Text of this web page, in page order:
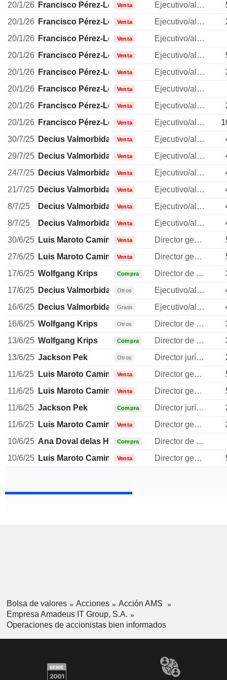
20/1/26 Francisco Pérez-Lozao Rüter
Venta Ejecutivo/alto directivo
20/1/26 Francisco Pérez-Lozao Rüter
Venta Ejecutivo/alto directivo
20/1/26 Francisco Pérez-Lozao Rüter
Venta
Ejecutivo/alto directivo
20/1/26 Francisco Pérez-Lozao Rüter
Venta Ejecutivo/alto directivo
20/1/26 Francisco Pérez-Lozao Rüter
Venta Ejecutivo/alto directivo
20/1/26 Francisco Pérez-Lozao Rüter
Venta
Ejecutivo/alto directivo
20/1/26 Francisco Pérez-Lozao Rüter
Venta Ejecutivo/alto directivo
20/1/26 Francisco Pérez-Lozao Rüter
Venta Ejecutivo/alto directivo
30/7/25 Decius Valmorbida Venta Ejecutivo/alto directivo
29/7/25 Decius Valmorbida Venta Ejecutivo/alto directivo
24/7/25 Decius Valmorbida Venta Ejecutivo/alto directivo
21/7/25 Decius Valmorbida Venta Ejecutivo/alto directivo
8/7/25
Decius Valmorbida Venta Ejecutivo/alto directivo
8/7/25
Decius Valmorbida Venta Ejecutivo/alto directivo
30/6/25 Luis Maroto Camino Venta Director general
27/6/25 Luis Maroto Camino Venta Director general
17/6/25 Wolfgang Krips Compra Director de operaciones
17/6/25 Decius Valmorbida Otros Ejecutivo/alto directivo
16/6/25 Decius Valmorbida Gratis Ejecutivo/alto directivo
16/6/25 Wolfgang Krips Otros Director de operaciones
13/6/25 Wolfgang Krips Compra Director de operaciones
13/6/25 Jackson Pek Otros Director jurídico
11/6/25
Luis Maroto Camino Venta Director general
11/6/25
Luis Maroto Camino Venta Director general
11/6/25 Jackson Pek Compra Director jurídico
11/6/25
Luis Maroto Camino Venta Director general
10/6/25 Ana Doval delas HerasCompra
Director de recursos humanos
10/6/25 Luis Maroto Camino Venta Director general
Bolsa de valores Acciones
Acción AMS
Empresa Amadeus IT Group, S.A.
Operaciones de accionistas bien informados